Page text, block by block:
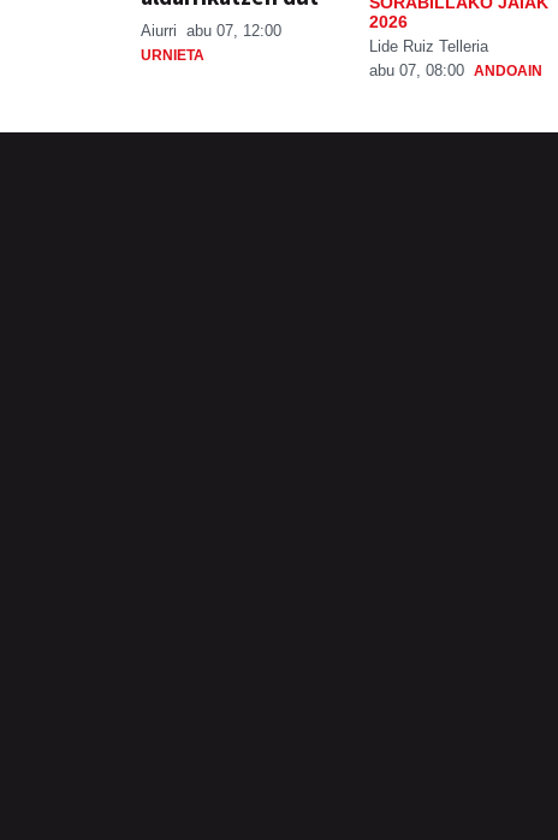
Aiurri abu 07, 12:00
URNIETA
2026
Lide Ruiz Telleria
abu 07, 08:00 ANDOAIN